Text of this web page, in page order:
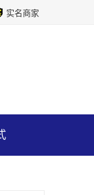
实名商家